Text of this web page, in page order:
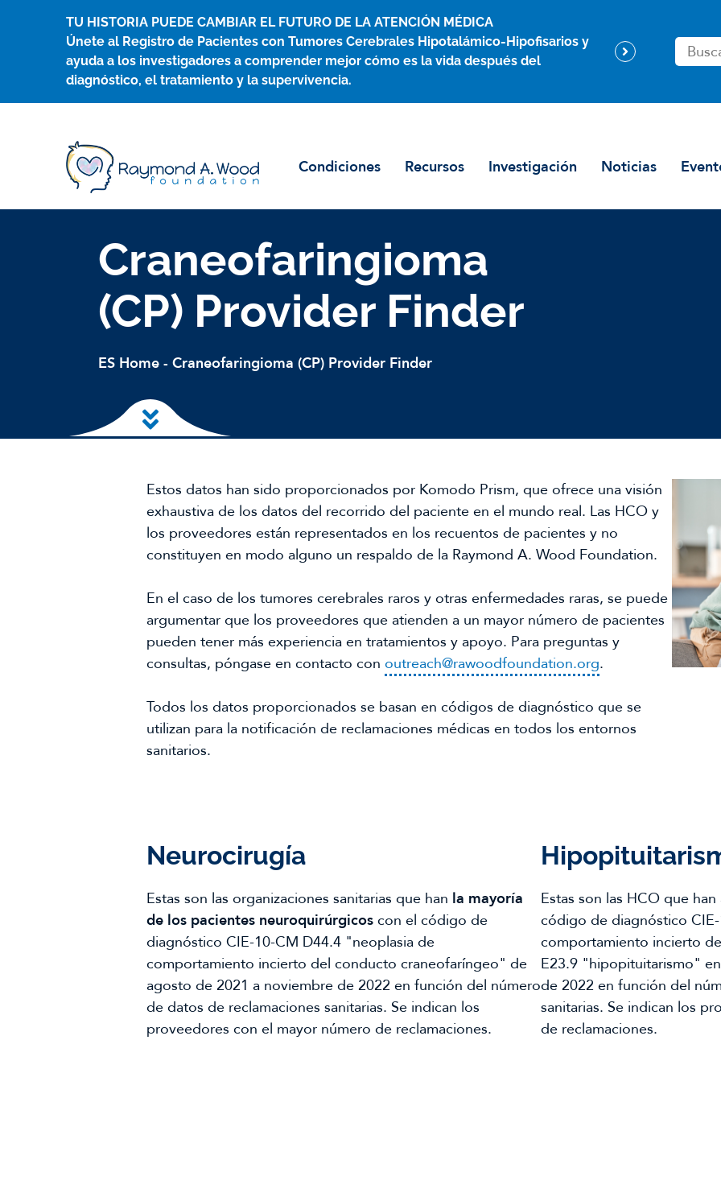
TU HISTORIA PUEDE CAMBIAR EL FUTURO DE LA ATENCIÓN MÉDICA
Únete al Registro de Pacientes con Tumores Cerebrales Hipotalámico-Hipofisarios y
ayuda a los investigadores a comprender mejor cómo es la vida después del
diagnóstico, el tratamiento y la supervivencia.
B
u
e
Condiciones Recursos Investigación Noticias
Craneofaringioma
(CP) Provider Finder
ES Home - Craneofaringioma (CP) Provider Finder
Ir al contenido principal
Estos datos han sido proporcionados por Komodo Prism, que ofrece una visión
exhaustiva de los datos del recorrido del paciente en el mundo real. Las HCO y
los proveedores están representados en los recuentos de pacientes y no
constituyen en modo alguno un respaldo de la Raymond A. Wood Foundation.
En el caso de los tumores cerebrales raros y otras enfermedades raras, se puede
argumentar que los proveedores que atienden a un mayor número de pacientes
pueden tener más experiencia en tratamientos y apoyo. Para preguntas y
consultas, póngase en contacto con outreach@rawoodfoundation.org.
Todos los datos proporcionados se basan en códigos de diagnóstico que se
utilizan para la notificación de reclamaciones médicas en todos los entornos
sanitarios.
Neurocirugía
Estas son las organizaciones sanitarias que han la mayoría
de los pacientes neuroquirúrgicos con el código de
diagnóstico CIE-10-CM D44.4 "neoplasia de
comportamiento incierto del conducto craneofaríngeo" de
agosto de 2021 a noviembre de 2022 en función del número
de datos de reclamaciones sanitarias. Se indican los
proveedores con el mayor número de reclamaciones.
Estas son las HCO que
código de diagnóstico
comportamiento incierto
E23.9 "hipopituitarismo"
de 2022 en función del
sanitarias. Se indican los
de reclamaciones.